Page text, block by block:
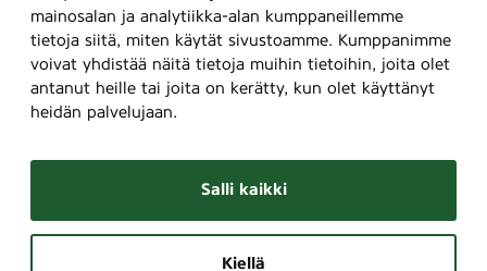
mainosalan ja analytiikka-alan kumppaneillemme
tietoja siitä, miten käytät sivustoamme. Kumppanimme
voivat yhdistää näitä tietoja muihin tietoihin, joita olet
antanut heille tai joita on kerätty, kun olet käyttänyt
heidän palvelujaan.
Salli kaikki
Kiellä